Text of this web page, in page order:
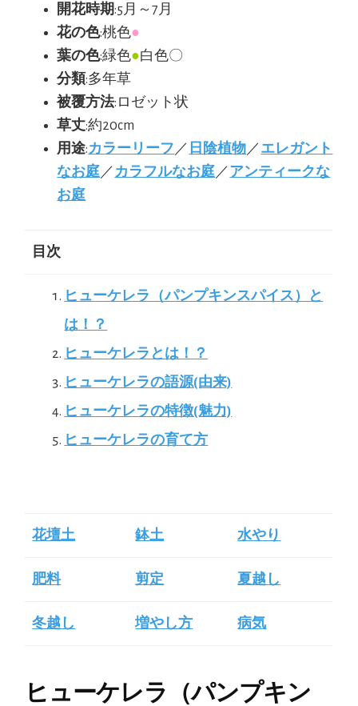
開花時期:5月～7月
花の色:桃色●
葉の色:緑色●白色〇
分類:多年草
被覆方法:ロゼット状
草丈:約20cm
用途:カラーリーフ ／ 日陰植物 ／ エレガント
なお庭 ／ カラフルなお庭 ／ アンティークな
お庭
目次
ヒューケレラ（パンプキンスパイス）と
は！？
ヒューケレラとは！？
ヒューケレラの語源(由来)
ヒューケレラの特徴(魅力)
ヒューケレラの育て方
花壇土 鉢土 水やり
肥料 剪定 夏越し
冬越し 増やし方 病気
ヒューケレラ（パンプキン